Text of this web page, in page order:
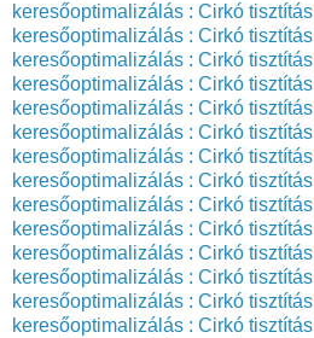
keresőoptimalizálás : Cirkó tisztítás
keresőoptimalizálás : Cirkó tisztítás
keresőoptimalizálás : Cirkó tisztítás
keresőoptimalizálás : Cirkó tisztítás
keresőoptimalizálás : Cirkó tisztítás
keresőoptimalizálás : Cirkó tisztítás
keresőoptimalizálás : Cirkó tisztítás
keresőoptimalizálás : Cirkó tisztítás
keresőoptimalizálás : Cirkó tisztítás
keresőoptimalizálás : Cirkó tisztítás
keresőoptimalizálás : Cirkó tisztítás
keresőoptimalizálás : Cirkó tisztítás
keresőoptimalizálás : Cirkó tisztítás
keresőoptimalizálás : Cirkó tisztítás